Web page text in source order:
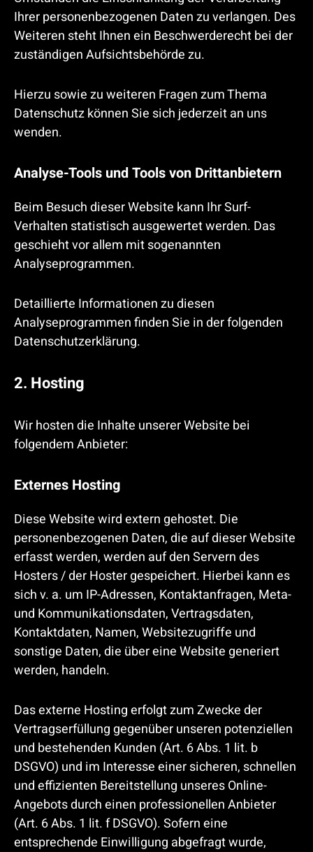
Ihrer personenbezogenen Daten zu verlangen. Des
Weiteren steht Ihnen ein Beschwerderecht bei der
zuständigen Aufsichtsbehörde zu.
Hierzu sowie zu weiteren Fragen zum Thema
Datenschutz können Sie sich jederzeit an uns
wenden.
Analyse-Tools und Tools von Dritt­anbietern
Beim Besuch dieser Website kann Ihr Surf-
Verhalten statistisch ausgewertet werden. Das
geschieht vor allem mit sogenannten
Analyseprogrammen.
Detaillierte Informationen zu diesen
Analyseprogrammen finden Sie in der folgenden
Datenschutzerklärung.
2. Hosting
Wir hosten die Inhalte unserer Website bei
folgendem Anbieter:
Externes Hosting
Diese Website wird extern gehostet. Die
personenbezogenen Daten, die auf dieser Website
erfasst werden, werden auf den Servern des
Hosters / der Hoster gespeichert. Hierbei kann es
sich v. a. um IP-Adressen, Kontaktanfragen, Meta-
und Kommunikationsdaten, Vertragsdaten,
Kontaktdaten, Namen, Websitezugriffe und
sonstige Daten, die über eine Website generiert
werden, handeln.
Das externe Hosting erfolgt zum Zwecke der
Vertragserfüllung gegenüber unseren potenziellen
und bestehenden Kunden (Art. 6 Abs. 1 lit. b
DSGVO) und im Interesse einer sicheren, schnellen
und effizienten Bereitstellung unseres Online-
Angebots durch einen professionellen Anbieter
(Art. 6 Abs. 1 lit. f DSGVO). Sofern eine
entsprechende Einwilligung abgefragt wurde,